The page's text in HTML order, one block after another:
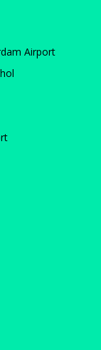
Airport